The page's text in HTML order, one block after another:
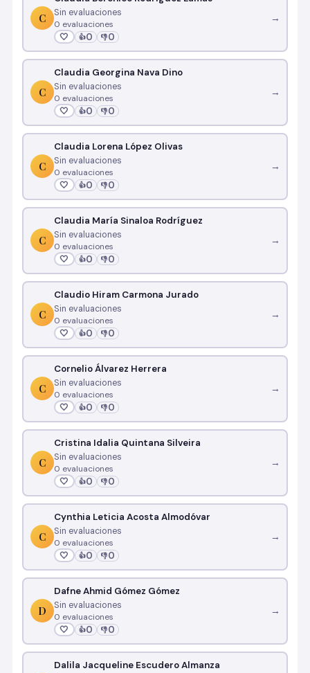
C
Sin evaluaciones
0 evaluaciones
🤍 👍0 👎0
→
C
Claudia Georgina Nava Dino
Sin evaluaciones
0 evaluaciones
🤍 👍0 👎0
→
C
Claudia Lorena López Olivas
Sin evaluaciones
0 evaluaciones
🤍 👍0 👎0
→
C
Claudia María Sinaloa Rodríguez
Sin evaluaciones
0 evaluaciones
🤍 👍0 👎0
→
C
Claudio Hiram Carmona Jurado
Sin evaluaciones
0 evaluaciones
🤍 👍0 👎0
→
C
Cornelio Álvarez Herrera
Sin evaluaciones
0 evaluaciones
🤍 👍0 👎0
→
C
Cristina Idalia Quintana Silveira
Sin evaluaciones
0 evaluaciones
🤍 👍0 👎0
→
C
Cynthia Leticia Acosta Almodóvar
Sin evaluaciones
0 evaluaciones
🤍 👍0 👎0
→
D
Dafne Ahmid Gómez Gómez
Sin evaluaciones
0 evaluaciones
🤍 👍0 👎0
→
Dalila Jacqueline Escudero Almanza